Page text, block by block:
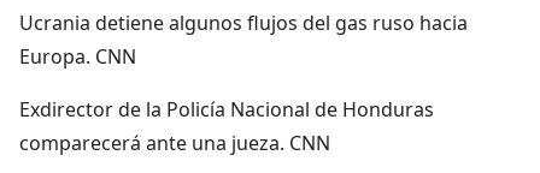
Ucrania detiene algunos flujos del gas ruso hacia
Europa. CNN
Exdirector de la Policía Nacional de Honduras
comparecerá ante una jueza. CNN